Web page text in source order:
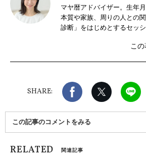
マヤ暦アドバイザー。生年
本質や家族、周りの人との
診断」をはじめとするセッ
ことで、気づきやヒント、
こ
SHARE:
Facebook X（旧
この記事のコメントをみる
RELATED 関連記事